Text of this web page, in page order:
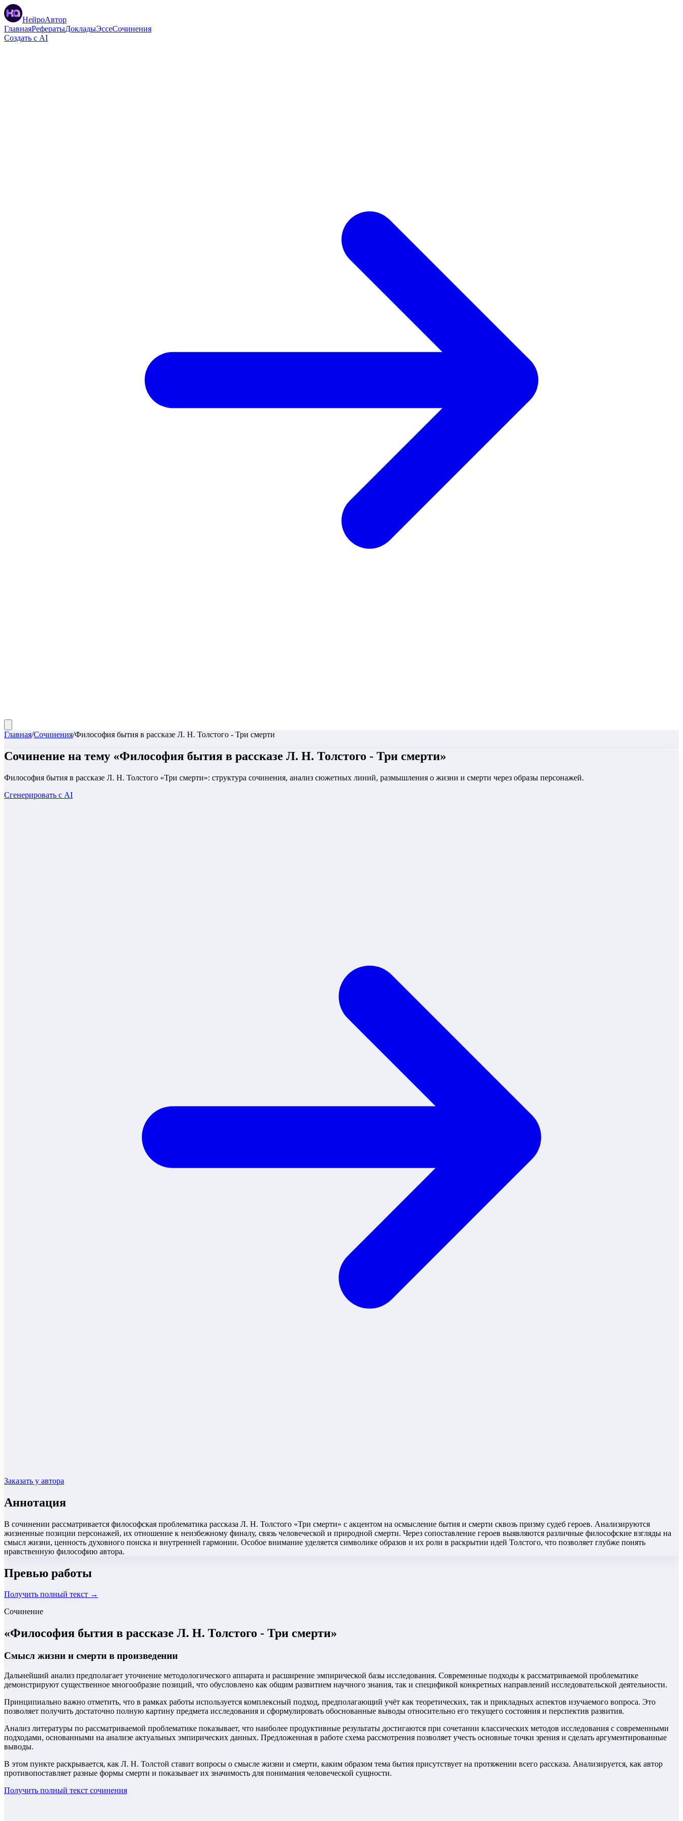
НейроАвтор
ГлавнаяРефератыДокладыЭссеСочинения
Создать с AI
Главная/Сочинения/Философия бытия в рассказе Л. Н. Толстого - Три смерти
Сочинение на тему «Философия бытия в рассказе Л. Н. Толстого - Три смерти»
Философия бытия в рассказе Л. Н. Толстого «Три смерти»: структура сочинения, анализ сюжетных линий, размышления о жизни и смерти через образы персонажей.
Сгенерировать с AI
Заказать у автора
Аннотация
В сочинении рассматривается философская проблематика рассказа Л. Н. Толстого «Три смерти» с акцентом на осмысление бытия и смерти сквозь призму судеб героев. Анализируются
жизненные позиции персонажей, их отношение к неизбежному финалу, связь человеческой и природной смерти. Через сопоставление героев выявляются различные философские взгляды на
смысл жизни, ценность духовного поиска и внутренней гармонии. Особое внимание уделяется символике образов и их роли в раскрытии идей Толстого, что позволяет глубже понять
нравственную философию автора.
Превью работы
Получить полный текст →
Сочинение
«Философия бытия в рассказе Л. Н. Толстого - Три смерти»
Смысл жизни и смерти в произведении
Дальнейший анализ предполагает уточнение методологического аппарата и расширение эмпирической базы исследования. Современные подходы к рассматриваемой проблематике
демонстрируют существенное многообразие позиций, что обусловлено как общим развитием научного знания, так и спецификой конкретных направлений исследовательской деятельности.
Принципиально важно отметить, что в рамках работы используется комплексный подход, предполагающий учёт как теоретических, так и прикладных аспектов изучаемого вопроса. Это
позволяет получить достаточно полную картину предмета исследования и сформулировать обоснованные выводы относительно его текущего состояния и перспектив развития.
Анализ литературы по рассматриваемой проблематике показывает, что наиболее продуктивные результаты достигаются при сочетании классических методов исследования с современными
подходами, основанными на анализе актуальных эмпирических данных. Предложенная в работе схема рассмотрения позволяет учесть основные точки зрения и сделать аргументированные
выводы.
В этом пункте раскрывается, как Л. Н. Толстой ставит вопросы о смысле жизни и смерти, каким образом тема бытия присутствует на протяжении всего рассказа. Анализируется, как автор
противопоставляет разные формы смерти и показывает их значимость для понимания человеческой сущности.
Получить полный текст сочинения